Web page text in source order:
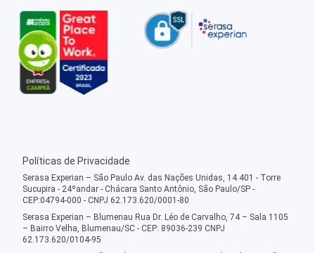
Políticas de Privacidade
Serasa Experian – São Paulo Av. das Nações Unidas, 14.401 - Torre
Sucupira - 24ºandar - Chácara Santo Antônio, São Paulo/SP -
CEP:04794-000 - CNPJ 62.173.620/0001-80
Serasa Experian – Blumenau Rua Dr. Léo de Carvalho, 74 – Sala 1105
– Bairro Velha, Blumenau/SC - CEP: 89036-239 CNPJ
62.173.620/0104-95